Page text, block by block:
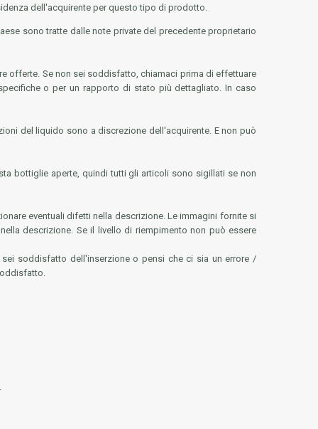
dell'acquirente per questo tipo di prodotto.
sono tratte dalle note private del precedente proprietario
offerte. Se non sei soddisfatto, chiamaci prima di effettuare
o per un rapporto di stato più dettagliato. In caso
del liquido sono a discrezione dell'acquirente. E non può
bottiglie aperte, quindi tutti gli articoli sono sigillati se non
eventuali difetti nella descrizione. Le immagini fornite si
descrizione. Se il livello di riempimento non può essere
soddisfatto dell'inserzione o pensi che ci sia un errore /